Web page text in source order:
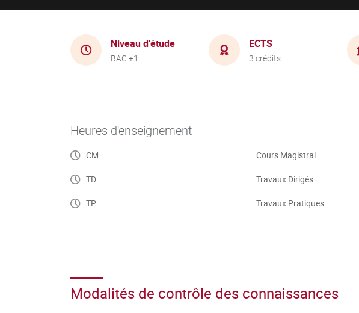
Niveau d'étude
BAC +1
ECTS
3 crédits
Heures d'enseignement
CM Cours Magistral
TD Travaux Dirigés
TP Travaux Pratiques
Modalités de contrôle des connaissances